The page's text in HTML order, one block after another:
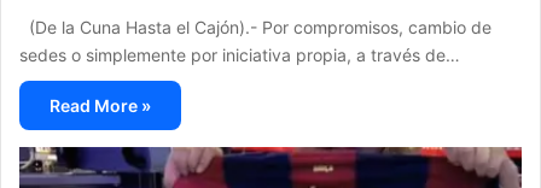
(De la Cuna Hasta el Cajón).- Por compromisos, cambio de
sedes o simplemente por iniciativa propia, a través de…
Read More »